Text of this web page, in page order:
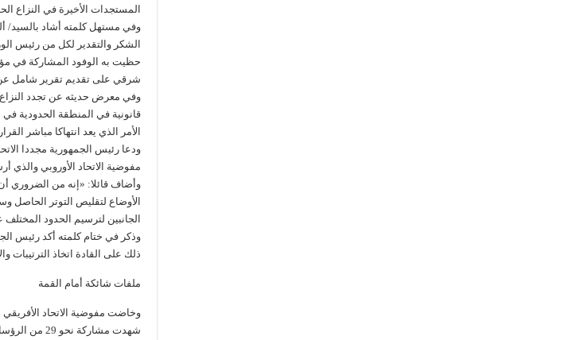
المستجدات الأخيرة في النزاع
الشكر والتقدير لكل من رئيس
حظيت به الوفود المشاركة في
شرقي على تقديم تقرير شامل عن
وفي معرض حديثه عن تجدد النزاع
قانونية في المنطقة الحدودية
الأمر الذي يعد انتهاكا مباشر القراري
ودعا رئيس الجمهورية مجددا
مفوضية الاتحاد الأوروبي
وأضاف قائلا: «إنه من الضروري
الأوضاع لتقليص التوتر الحاصل
الجانبين لترسيم الحدود المختلف
وذكر في ختام كلمته أكد رئيس
ذلك على القادة اتخاذ الترتيبات
ملفات شائكة أمام القمة